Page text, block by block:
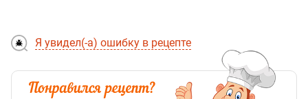
Я увидел(-а) ошибку в рецепте